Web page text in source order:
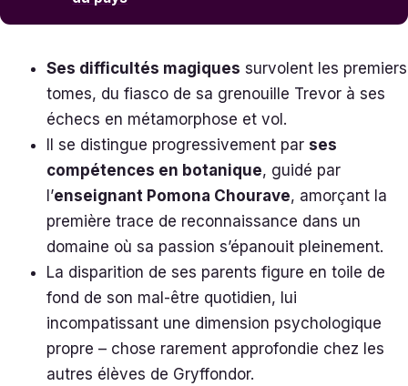
Ses difficultés magiques survolent les premiers
tomes, du fiasco de sa grenouille Trevor à ses
échecs en métamorphose et vol.
Il se distingue progressivement par ses
compétences en botanique, guidé par
l’enseignant Pomona Chourave, amorçant la
première trace de reconnaissance dans un
domaine où sa passion s’épanouit pleinement.
La disparition de ses parents figure en toile de
fond de son mal-être quotidien, lui
incompatissant une dimension psychologique
propre – chose rarement approfondie chez les
autres élèves de Gryffondor.